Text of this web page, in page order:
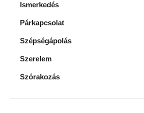
Ismerkedés
Párkapcsolat
Szépségápolás
Szerelem
Szórakozás